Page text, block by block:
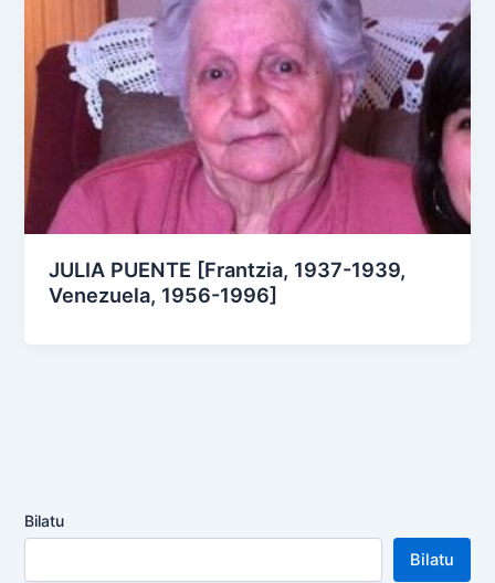
JULIA PUENTE [Frantzia, 1937-1939,
Venezuela, 1956-1996]
Bilatu
Bilatu